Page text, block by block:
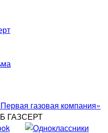
газовая компания»
ГАЗСЕРТ